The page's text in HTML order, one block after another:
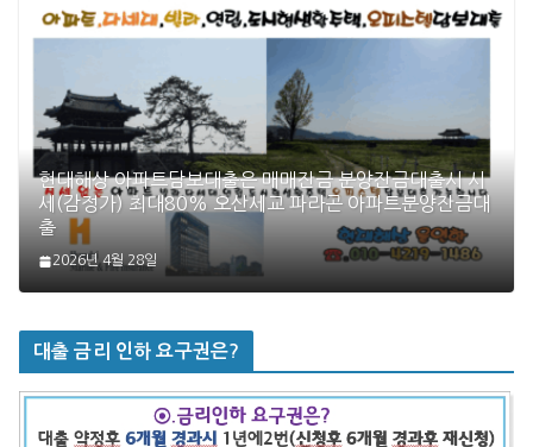
현대해상 아파트담보대출은 매매잔금 분양잔금대출시 시
세(감정가) 최대80% 오산세교 파라곤 아파트분양잔금대
출
2026년 4월 28일
대출 금리 인하 요구권은?